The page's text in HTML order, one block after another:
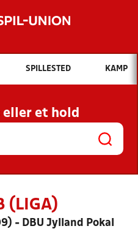
Hvad vil du søge efter?
OG NYHEDER
KLUBBER OG
SPILLESTED KAMP
eller et hold
(LIGA)
- DBU Jylland Pokal